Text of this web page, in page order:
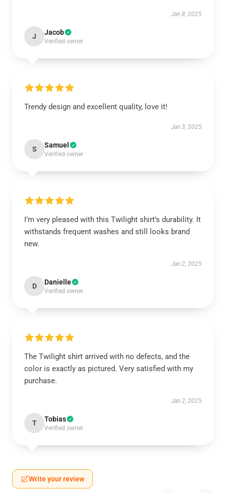
Jan 8, 2025
J Jacob
Verified owner
Trendy design and excellent quality, love it!
Jan 3, 2025
S Samuel
Verified owner
I’m very pleased with this Twilight shirt’s durability. It
withstands frequent washes and still looks brand
new.
Jan 2, 2025
D Danielle
Verified owner
The Twilight shirt arrived with no defects, and the
color is exactly as pictured. Very satisfied with my
purchase.
Jan 2, 2025
T Tobias
Verified owner
Write your review